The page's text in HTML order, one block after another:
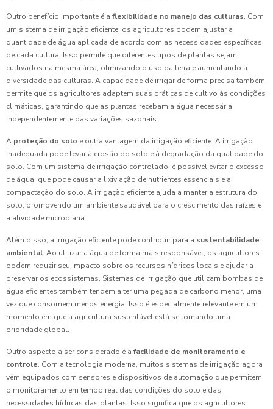
Outro benefício importante é a flexibilidade no manejo das culturas. Com
um sistema de irrigação eficiente, os agricultores podem ajustar a
quantidade de água aplicada de acordo com as necessidades específicas
de cada cultura. Isso permite que diferentes tipos de plantas sejam
cultivados na mesma área, otimizando o uso da terra e aumentando a
diversidade das culturas. A capacidade de irrigar de forma precisa também
permite que os agricultores adaptem suas práticas de cultivo às condições
climáticas, garantindo que as plantas recebam a água necessária,
independentemente das variações sazonais.
A proteção do solo é outra vantagem da irrigação eficiente. A irrigação
inadequada pode levar à erosão do solo e à degradação da qualidade do
solo. Com um sistema de irrigação controlado, é possível evitar o excesso
de água, que pode causar a lixiviação de nutrientes essenciais e a
compactação do solo. A irrigação eficiente ajuda a manter a estrutura do
solo, promovendo um ambiente saudável para o crescimento das raízes e
a atividade microbiana.
Além disso, a irrigação eficiente pode contribuir para a sustentabilidade
ambiental. Ao utilizar a água de forma mais responsável, os agricultores
podem reduzir seu impacto sobre os recursos hídricos locais e ajudar a
preservar os ecossistemas. Sistemas de irrigação que utilizam bombas de
água eficientes também tendem a ter uma pegada de carbono menor, uma
vez que consomem menos energia. Isso é especialmente relevante em um
momento em que a agricultura sustentável está se tornando uma
prioridade global.
Outro aspecto a ser considerado é a facilidade de monitoramento e
controle. Com a tecnologia moderna, muitos sistemas de irrigação agora
vêm equipados com sensores e dispositivos de automação que permitem
o monitoramento em tempo real das condições do solo e das
necessidades hídricas das plantas. Isso significa que os agricultores